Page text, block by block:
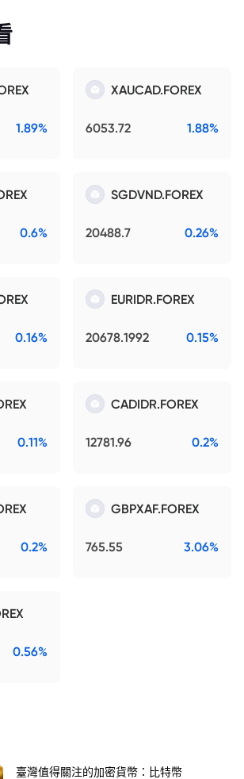
1.89%
XAUCAD.FOREX
6053.72 1.88%
0.6%
SGDVND.FOREX
20488.7 0.26%
0.16%
EURIDR.FOREX
20678.1992 0.15%
0.11%
CADIDR.FOREX
12781.96 0.2%
0.2%
GBPXAF.FOREX
765.55 3.06%
0.56%
臺灣值得關注的加密貨幣：比特幣